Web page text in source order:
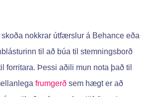
nokkrar útfærslur á Behance eða
til að búa til stemningsborð
forritara. Þessi aðili mun nota það til
frumgerð sem hægt er að